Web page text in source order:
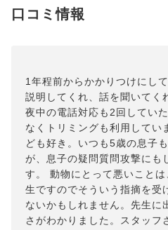
口コミ情報
1年程前からかかりつけにし
説明してくれ、話を聞いてく
夜中の電話対応も2回してい
なくトリミングも利用してい
ども好き。いつも5歳の息子
が、息子の疑問質問攻撃にも
す。 動物にとって悪いこと
生ですのでそういう指摘を受
ないかもしれません。先生に
さがわかりました。スタッフ